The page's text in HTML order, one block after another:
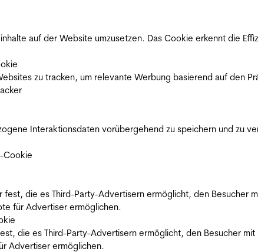
auf der Website umzusetzen. Das Cookie erkennt die
zu tracken, um relevante Werbung basierend auf den
Interaktionsdaten vorübergehend zu speichern und zu
Cookie
fest, die es Third-Party-Advertisern ermöglicht, den
für Advertiser ermöglichen.
die es Third-Party-Advertisern ermöglicht, den Besucher
Advertiser ermöglichen.